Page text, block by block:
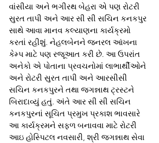
વાંસીયા અને ભગીરથ બેહરા એ પણ રોટરી
સુરત તાપી અને આર સી સી સચિન કનકપુર
સાથે આવા માનવ કલ્યાણના કાર્યક્રમો
કરતાં રહીશું. નેહલબેનને જનરલ આંખના
કેમ્પ માટે પણ રજૂઆત કરી છે. આ ઉપરાંત
અનેકો એ પોતાના પ્રવચનોમાં લાભાર્થીઓને
અને રોટરી સુરત તાપી અને આરસીસી
સચિન કનકપુરને તથા જગન્નાથ ટ્રસ્ટને
બિરાદાવ્યું હતું. અંતે આર સી સી સચિન
કનકપુરનાં સૂચિત પ્રમુખ પ્રકાશ ભાવસારે
આ કાર્યક્રમને સફળ બનાવવા માટે રોટરી
આઇ હોસ્પિટલ નવસારી, શ્રી જગન્નાથ સેવા